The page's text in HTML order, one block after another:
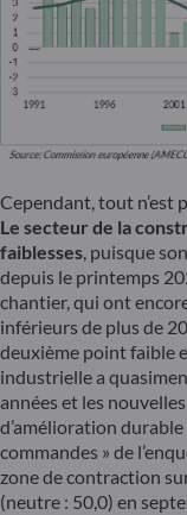
Cependant, tout n’est
Le secteur de la
faiblesses, puisque
depuis le printemps
chantier, qui ont
inférieurs de plus de
deuxième point faible
industrielle a
années et les
d’amélioration
commandes » de
zone de contraction
(neutre : 50,0) en